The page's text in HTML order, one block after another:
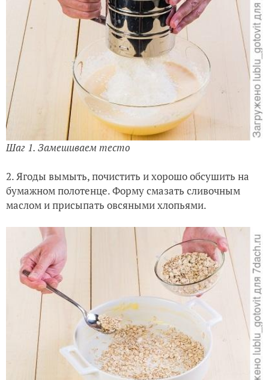
Шаг 1. Замешиваем тесто
2. Ягоды вымыть, почистить и хорошо обсушить на
бумажном полотенце. Форму смазать сливочным
маслом и присыпать овсяными хлопьями.